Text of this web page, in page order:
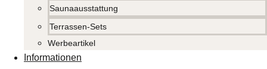
Saunaausstattung
Terrassen-Sets
Werbeartikel
Informationen